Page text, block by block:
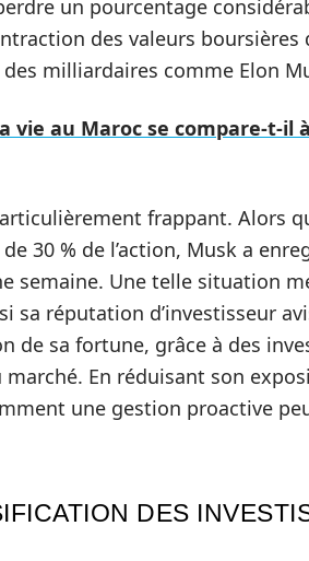
un pourcentage
des valeurs boursières
milliardaires comme Elon
vie au Maroc se compare-t-il
frappant. Alors
30 % de l’action, Musk a
semaine. Une telle situation
réputation d’investisseur
de sa fortune, grâce à des
En réduisant son
une gestion proactive
DES